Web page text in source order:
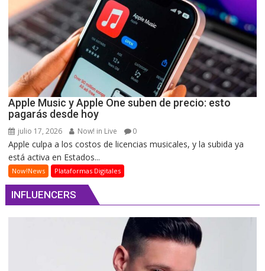
Apple Music y Apple One suben de precio: esto
pagarás desde hoy
julio 17, 2026 Now! in Live 0
Apple culpa a los costos de licencias musicales, y la subida ya
está activa en Estados...
Now!News Plataformas Digitales
INFLUENCERS